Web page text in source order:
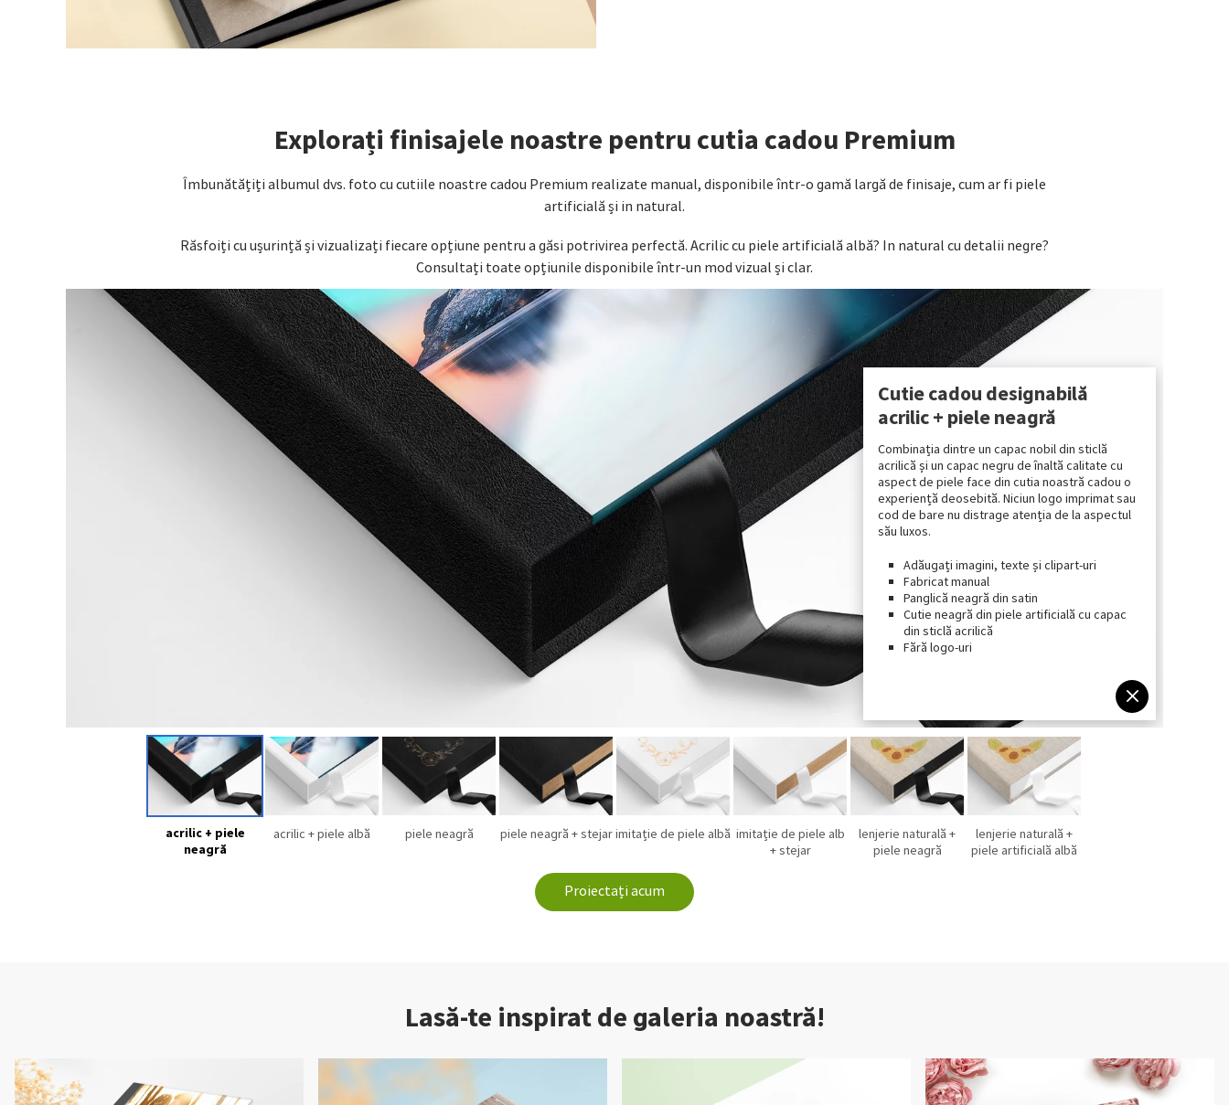
Explorați finisajele noastre pentru cutia cadou Premium
Îmbunătățiți albumul dvs. foto cu cutiile noastre cadou Premium realizate manual, disponibile într-o gamă largă de finisaje, cum ar fi piele
artificială și in natural.
Răsfoiți cu ușurință și vizualizați fiecare opțiune pentru a găsi potrivirea perfectă. Acrilic cu piele artificială albă? In natural cu detalii negre?
Consultați toate opțiunile disponibile într-un mod vizual și clar.
Cutie cadou designabilă
acrilic + piele neagră
Combinația dintre un capac nobil din sticlă
acrilică și un capac negru de înaltă calitate cu
aspect de piele face din cutia noastră cadou o
experiență deosebită. Niciun logo imprimat sau
cod de bare nu distrage atenția de la aspectul
său luxos.
Adăugați imagini, texte și clipart-uri
Fabricat manual
Panglică neagră din satin
Cutie neagră din piele artificială cu capac
din sticlă acrilică
Fără logo-uri
acrilic + piele
neagră
acrilic + piele albă piele neagră piele neagră + stejarimitație de piele albă imitație de piele alb
+ stejar
lenjerie naturală +
piele neagră
lenjerie naturală +
piele artificială albă
Proiectați acum
Lasă-te inspirat de galeria noastră!